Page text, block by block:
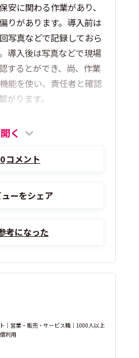
安に関わる作業があり、
りがあります。導入前は
写真などで記録しておら
導入後は写真などで現場
するとができ、尚、作業
能を使い、責任者と確認
がります。
く
0コメント
ューをシェア
考になった
｜営業・販売・サービス職｜1000人以上
利用